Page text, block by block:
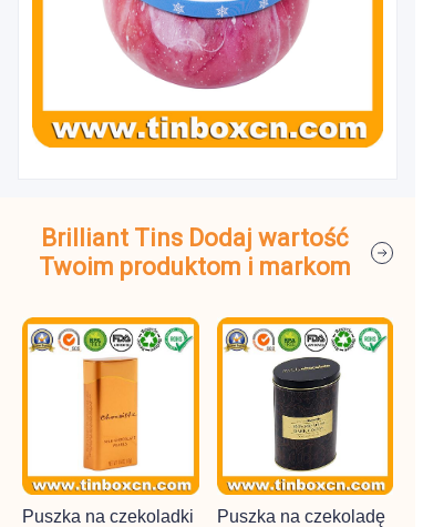
Brilliant Tins Dodaj wartość
Twoim produktom i markom
Puszka na czekoladki
Puszka na czekoladę